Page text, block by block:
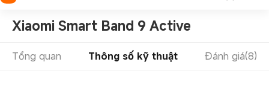
Xiaomi Smart Band 9 Active
Tổng quan Thông số kỹ thuật Đánh giá(8)